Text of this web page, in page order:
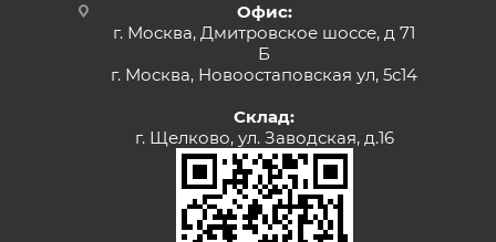
Офис:
г. Москва, Дмитровское шоссе, д 71
Б
г. Москва, Новоостаповская ул, 5с14
Склад:
г. Щелково, ул. Заводская, д.16